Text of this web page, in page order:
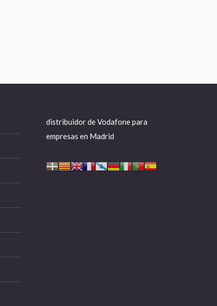
distribuidor de Vodafone para
empresas en Madrid